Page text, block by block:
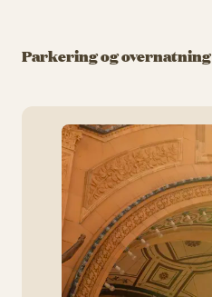
Parkering og overnatning